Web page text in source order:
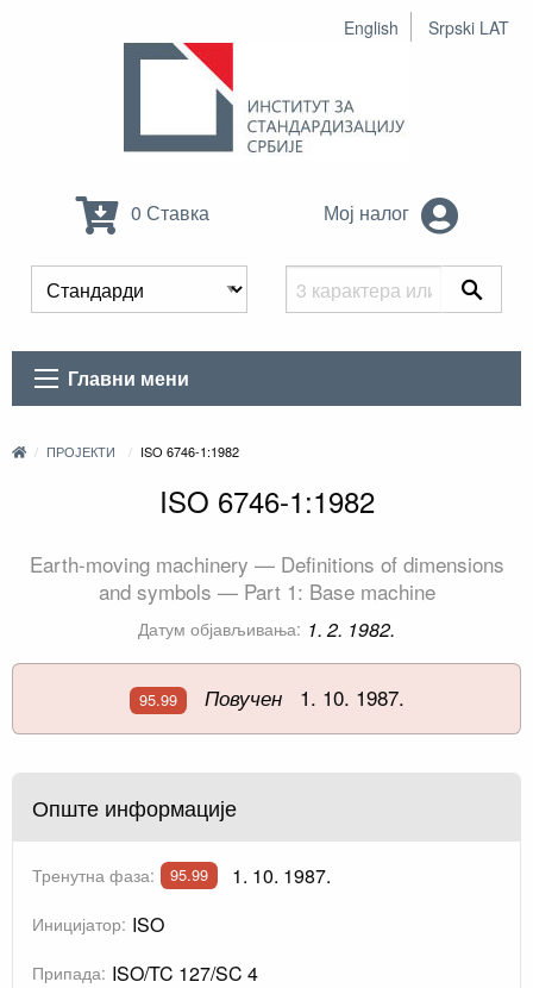
English Srpski LAT
0 Ставка Мој налог
Главни мени
ПРОЈЕКТИ ISO 6746-1:1982
ISO 6746-1:1982
Earth-moving machinery — Definitions of dimensions
and symbols — Part 1: Base machine
Датум објављивања: 1. 2. 1982.
95.99 Повучен1. 10. 1987.
Опште информације
Тренутна фаза: 95.99 1. 10. 1987.
Иницијатор: ISO
Припада: ISO/TC 127/SC 4